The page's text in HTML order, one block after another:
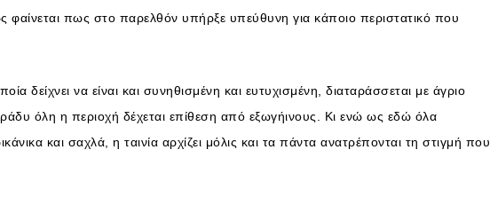
πως στο παρελθόν υπήρξε υπεύθυνη για κάποιο περιστατικό που
δείχνει να είναι και συνηθισμένη και ευτυχισμένη, διαταράσσεται με άγριο
όλη η περιοχή δέχεται επίθεση από εξωγήινους. Κι ενώ ως εδώ όλα
και σαχλά, η ταινία αρχίζει μόλις και τα πάντα ανατρέπονται τη στιγμή που